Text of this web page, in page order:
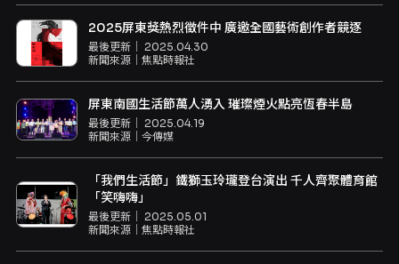
2025屏東獎熱烈徵件中 廣邀全國藝術創作者競逐
最後更新｜ 2025.04.30
新聞來源｜ 焦點時報社
屏東南國生活節萬人湧入 璀璨煙火點亮恆春半島
最後更新｜ 2025.04.19
新聞來源｜ 今傳媒
「我們生活節」鐵獅玉玲瓏登台演出 千人齊聚體育館
「笑嗨嗨」
最後更新｜ 2025.05.01
新聞來源｜ 焦點時報社